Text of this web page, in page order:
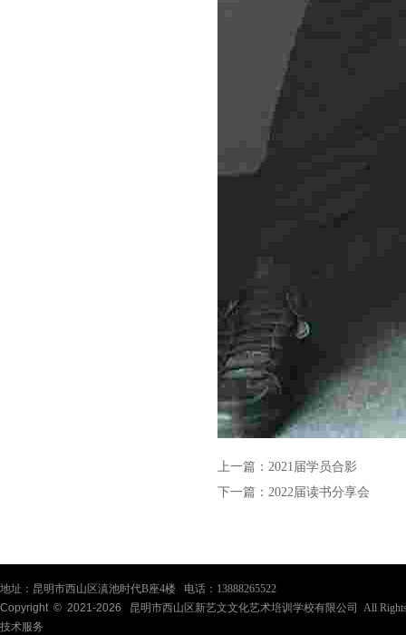
上一篇： 2021届学员合影
下一篇： 2022届读书分享会
地址：昆明市西山区滇池时代B座4楼 电话：13888265522
Copyright © 2021-2026
昆明市西山区新艺文文化艺术培训学校有限公司 All
技术服务